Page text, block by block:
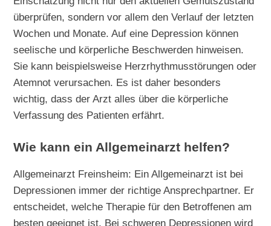
überprüfen, sondern vor allem den Verlauf der letzten
Wochen und Monate. Auf eine Depression können
seelische und körperliche Beschwerden hinweisen.
Sie kann beispielsweise Herzrhythmusstörungen oder
Atemnot verursachen. Es ist daher besonders
wichtig, dass der Arzt alles über die körperliche
Verfassung des Patienten erfährt.
Wie kann ein Allgemeinarzt helfen?
Allgemeinarzt Freinsheim: Ein Allgemeinarzt ist bei
Depressionen immer der richtige Ansprechpartner. Er
entscheidet, welche Therapie für den Betroffenen am
besten geeignet ist. Bei schweren Depressionen wird